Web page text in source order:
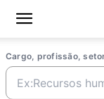
Cargo, profissão,